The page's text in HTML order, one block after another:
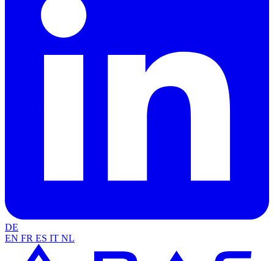
DE
EN FR ES IT NL